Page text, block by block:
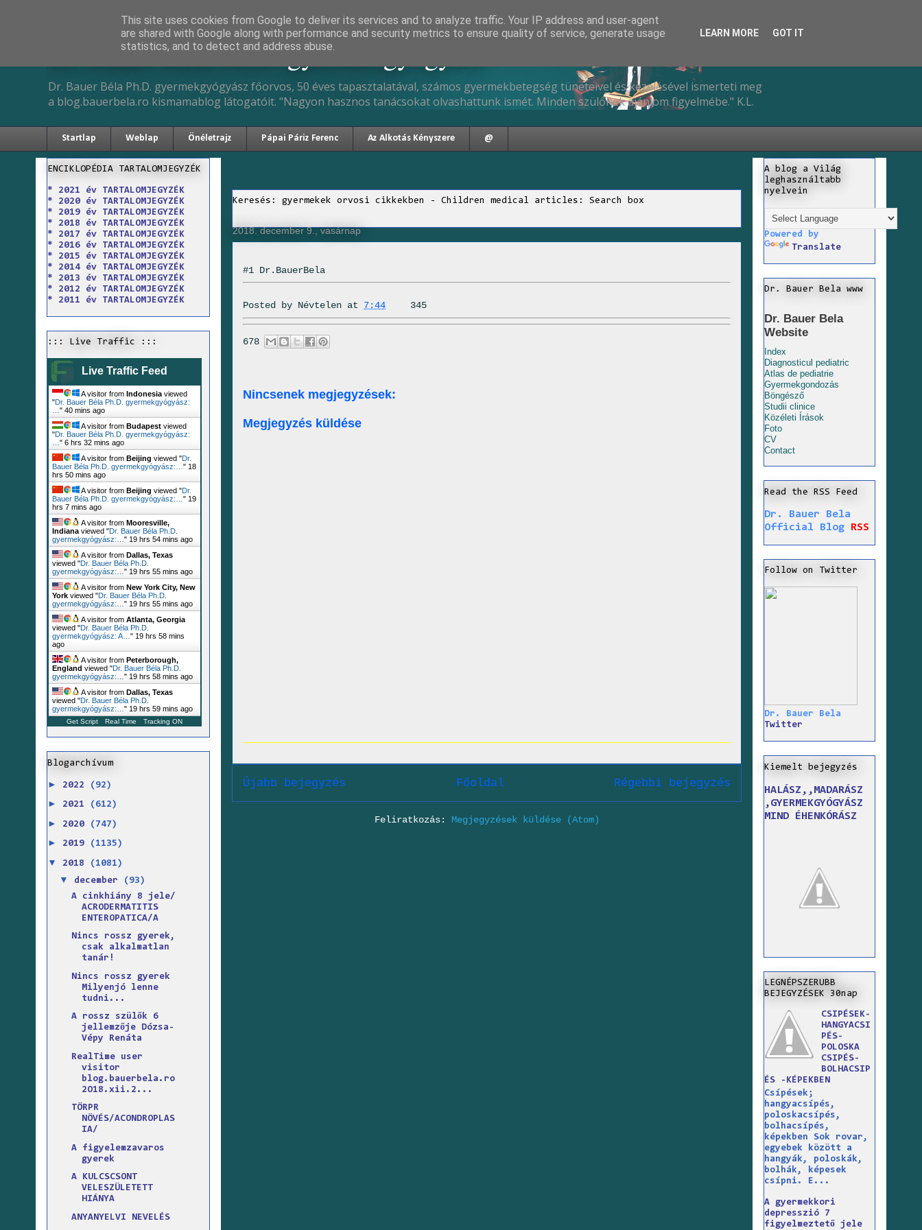
Dr. Bauer Béla Ph.D. gyermekgyógyász
Dr. Bauer Béla Ph.D. gyermekgyógyász főorvos, 50 éves tapasztalatával, számos gyermekbetegség tüneteivel és kezelésével ismerteti meg
a blog.bauerbela.ro kismamablog látogatóit. "Nagyon hasznos tanácsokat olvashattunk ismét. Minden szülőnek ajánlom figyelmébe." K.L.
Startlap Weblap Önéletrajz Pápai Páriz Ferenc Az Alkotás Kényszere @
Keresés: gyermekek orvosi cikkekben - Children medical articles: Search box
2018. december 9., vasárnap
#1 Dr.BauerBela
Posted by Névtelen at 7:44 345
678
Nincsenek megjegyzések:
Megjegyzés küldése
Újabb bejegyzés Régebbi bejegyzés
Főoldal
Feliratkozás: Megjegyzések küldése (Atom)
ENCIKLOPÉDIA TARTALOMJEGYZÉK
* 2021 év TARTALOMJEGYZÉK
* 2020 év TARTALOMJEGYZÉK
* 2019 év TARTALOMJEGYZÉK
* 2018 év TARTALOMJEGYZÉK
* 2017 év TARTALOMJEGYZÉK
* 2016 év TARTALOMJEGYZÉK
* 2015 év TARTALOMJEGYZÉK
* 2014 év TARTALOMJEGYZÉK
* 2013 év TARTALOMJEGYZÉK
* 2012 év TARTALOMJEGYZÉK
* 2011 év TARTALOMJEGYZÉK
::: Live Traffic :::
Live Traffic Feed
A visitor from Indonesia viewed
"Dr. Bauer Béla Ph.D. gyermekgyógyász:
" 40 mins ago
A visitor from Budapest viewed
"Dr. Bauer Béla Ph.D. gyermekgyógyász:
" 6 hrs 32 mins ago
A visitor from Beijing viewed "Dr.
Bauer Béla Ph.D. gyermekgyógyász:… " 18
hrs 50 mins ago
A visitor from Beijing viewed "Dr.
Bauer Béla Ph.D. gyermekgyógyász:… " 19
hrs 7 mins ago
A visitor from Mooresville,
Indiana viewed "Dr. Bauer Béla Ph.D.
gyermekgyógyász:… " 19 hrs 54 mins ago
A visitor from Dallas, Texas
viewed "Dr. Bauer Béla Ph.D.
gyermekgyógyász:… " 19 hrs 55 mins ago
A visitor from New York City, New
York viewed "Dr. Bauer Béla Ph.D.
gyermekgyógyász:… " 19 hrs 55 mins ago
A visitor from Atlanta, Georgia
viewed "Dr. Bauer Béla Ph.D.
gyermekgyógyász: A… " 19 hrs 58 mins
ago
A visitor from Peterborough,
England viewed "Dr. Bauer Béla Ph.D.
gyermekgyógyász:… " 19 hrs 58 mins ago
A visitor from Dallas, Texas
viewed "Dr. Bauer Béla Ph.D.
gyermekgyógyász:… " 19 hrs 59 mins ago
Get Script Real Time Tracking ON
Blogarchívum
► 2022 (92)
► 2021 (612)
► 2020 (747)
► 2019 (1135)
▼ 2018 (1081)
▼ december
(93)
A cinkhiány 8 jele/
ACRODERMATITIS
ENTEROPATICA/A
Nincs rossz gyerek,
csak alkalmatlan
tanár!
Nincs ​rossz gyerek
Milyen ​jó lenne
tudni...
A rossz szülők 6
jellemzője Dózsa-
Vépy Renáta
RealTime user
visitor
blog.bauerbela.ro
2O18.xii.2...
TÖRPR
NÖVÉS/ACONDROPLAS
IA/
A figyelemzavaros
gyerek
A KULCSCSONT
VELESZÜLETETT
HIÁNYA
ANYANYELVI NEVELÉS
A blog a Világ
leghasználtabb
nyelvein
Powered by
Translate
Dr. Bauer Bela www
Dr. Bauer Bela
Website
Index
Diagnosticul pediatric
Atlas de pediatrie
Gyermekgondozás
Böngésző
Studii clinice
Közéleti Írások
Foto
CV
Contact
Read the RSS Feed
Dr. Bauer Bela
Official Blog
RSS
Follow on Twitter
Dr. Bauer Bela
Twitter
Kiemelt bejegyzés
HALÁSZ,,MADARÁSZ
,GYERMEKGYÓGYÁSZ
MIND ÉHENKÓRÁSZ
LEGNÉPSZERUBB
BEJEGYZÉSEK 30nap
CSIPÉSEK-
HANGYACSI
PÉS-
POLOSKA
CSIPÉS-
BOLHACSIP
ÉS -KÉPEKBEN
Csípések;
hangyacsípés,
poloskacsípés,
bolhacsípés,
képekben Sok rovar,
egyebek között a
hangyák, poloskák,
bolhák, képesek
csípni. E...
A gyermekkori
depresszió 7
figyelmeztető jele
This site uses cookies from Google to deliver its services and to analyze traffic. Your IP address and user-agent
are shared with Google along with performance and security metrics to ensure quality of service, generate usage
statistics, and to detect and address abuse.
LEARN MORE GOT IT